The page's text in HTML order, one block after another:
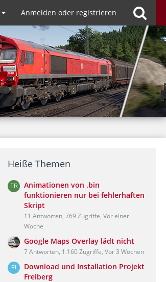
Anmelden oder registrieren
Heiße Themen
Animationen von .bin
funktionieren nur bei fehlerhaften
Skript
11 Antworten, 769 Zugriffe, Vor einer
Woche
Google Maps Overlay lädt nicht
7 Antworten, 1.160 Zugriffe, Vor 3 Wochen
Download und Installation Projekt
Freiberg